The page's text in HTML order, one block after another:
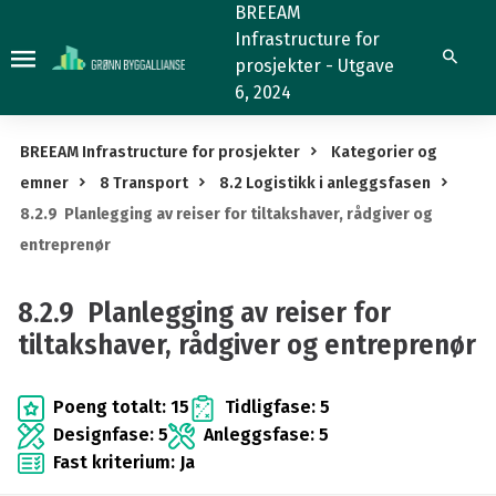
Planlegging
reiser
for
tiltakshaver,
rådgiver
og
BREEAM
Infrastructure for
prosjekter - Utgave
6, 2024
Søk
BREEAM Infrastructure for prosjekter
Kategorier og
emner
8 Transport
8.2 Logistikk i anleggsfasen
8.2.9 Planlegging av reiser for tiltakshaver, rådgiver og
entreprenør
8.2.9 Planlegging av reiser for
tiltakshaver, rådgiver og entreprenør
Poeng totalt: 15
Tidligfase: 5
Designfase: 5
Anleggsfase: 5
Fast kriterium: Ja